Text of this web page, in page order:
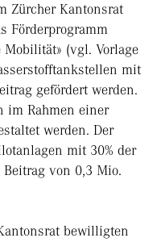
Zürcher Kantonsrat
Förderprogramm
Mobilität» (vgl. Vorlage
mit
gefördert werden.
im Rahmen einer
werden. Der
mit 30% der
von 0,3 Mio.
bewilligten